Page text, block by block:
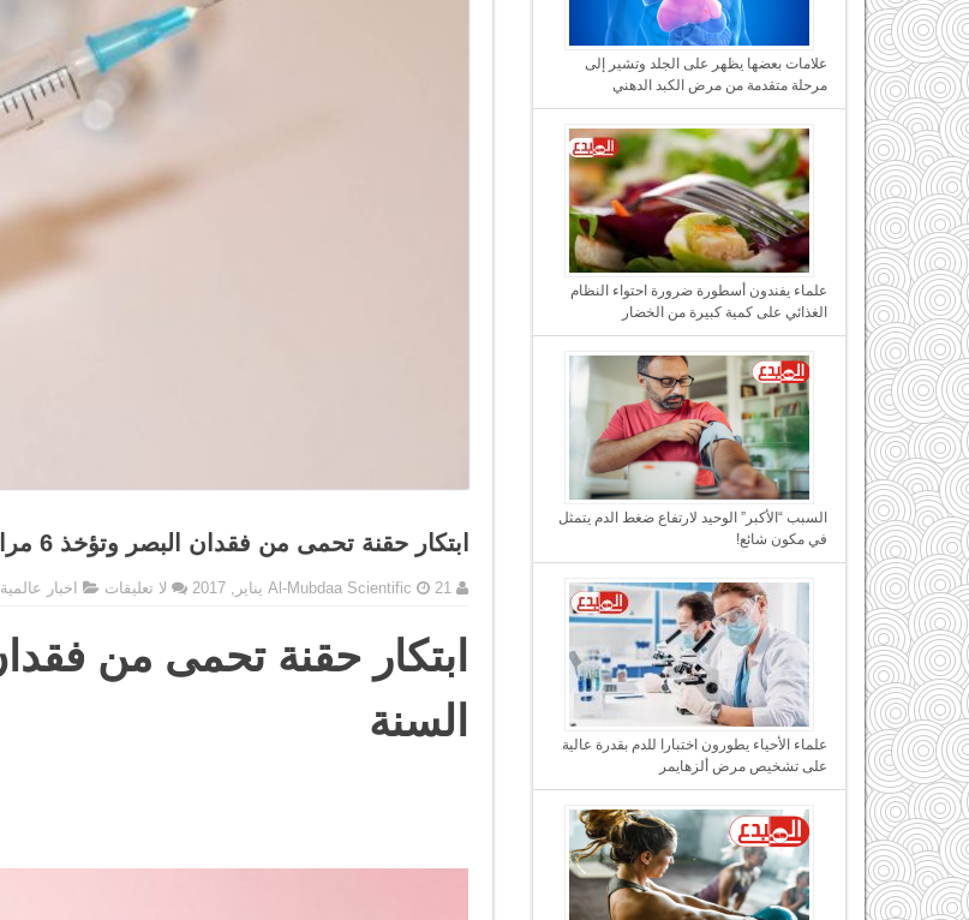
ابتكار حقنة تحمى من فقدان البصر وتؤخذ 6 مرات فى السنة
Al-Mubdaa Scientific 21 يناير, 2017 لا تعليقات اخبار عالمية
السنة
علامات بعضها يظهر على الجلد وتشير إلى
مرحلة متقدمة من مرض الكبد الدهني
علماء يفندون أسطورة ضرورة احتواء النظام
الغذائي على كمية كبيرة من الخضار
السبب “الأكبر” الوحيد لارتفاع ضغط الدم يتمثل
في مكون شائع!
علماء الأحياء يطورون اختبارا للدم بقدرة عالية
على تشخيص مرض ألزهايمر